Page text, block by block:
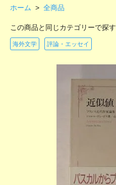
ホーム > 全商品
この商品と同じカテゴリーで探す
海外文学 評論・エッセイ